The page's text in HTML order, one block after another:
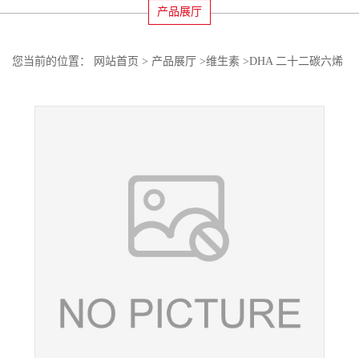
产品展厅
您当前的位置： 网站首页 > 产品展厅 >维生素 >DHA 二十二碳六烯